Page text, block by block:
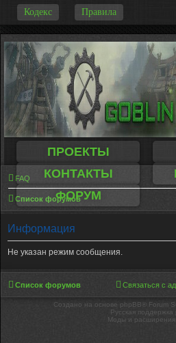
Кодекс Правила
ПРОЕКТЫ
КОНТАКТЫ
ФОРУМ
FAQ
Список форумов
Информация
Не указан режим сообщения.
Список форумов Связаться с
Создано на основе phpBB® Forum
Русская поддержка
Моды и расширения